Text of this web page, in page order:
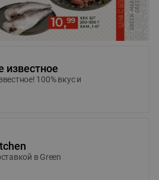
известное
100% вкус и
в Green